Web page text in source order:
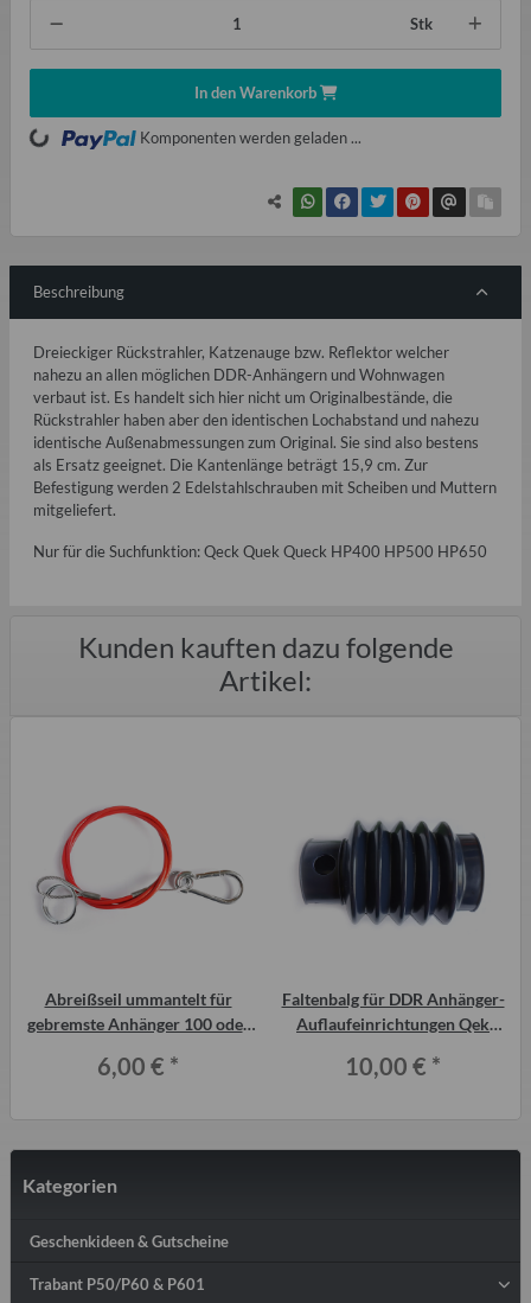
Stk
In den Warenkorb
Komponenten werden geladen ...
Beschreibung
Dreieckiger Rückstrahler, Katzenauge bzw. Reflektor welcher
nahezu an allen möglichen DDR-Anhängern und Wohnwagen
verbaut ist. Es handelt sich hier nicht um Originalbestände, die
Rückstrahler haben aber den identischen Lochabstand und nahezu
identische Außenabmessungen zum Original. Sie sind also bestens
als Ersatz geeignet. Die Kantenlänge beträgt 15,9 cm. Zur
Befestigung werden 2 Edelstahlschrauben mit Scheiben und Muttern
mitgeliefert.
Nur für die Suchfunktion: Qeck Quek Queck HP400 HP500 HP650
Kunden kauften dazu folgende
Artikel:
Abreißseil ummantelt für
gebremste Anhänger 100 oder
6,00 € *
Faltenbalg für DDR Anhänger-
Auflaufeinrichtungen Qek
10,00 € *
Kategorien
Geschenkideen & Gutscheine
Trabant P50/P60 & P601